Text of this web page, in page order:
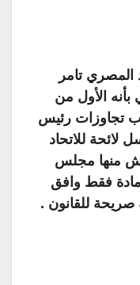
تامر
بأنه الأول من
تجاوزات رئيس
لائحة للاتحاد
لم يناقش منها مجلس
إدارة الاتحاد المصري سوي 18 مادة فقط وافق